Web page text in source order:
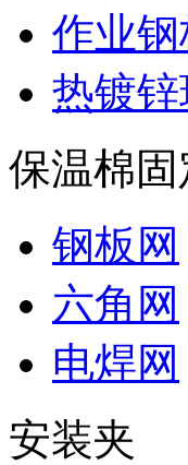
作业
热镀
保温棉固
钢板网
六角网
电焊网
安装夹